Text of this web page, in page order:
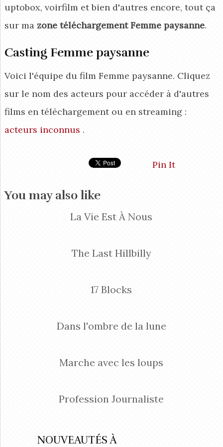
uptobox, voirfilm et bien d'autres encore, tout ça
sur ma zone téléchargement Femme paysanne.
Casting Femme paysanne
Voici l'équipe du film Femme paysanne. Cliquez
sur le nom des acteurs pour accéder à d'autres
films en téléchargement ou en streaming :
acteurs inconnus .
Pin It
You may also like
La Vie Est À Nous
The Last Hillbilly
17 Blocks
Dans l'ombre de la lune
Marche avec les loups
Profession Journaliste
NOUVEAUTÉS À